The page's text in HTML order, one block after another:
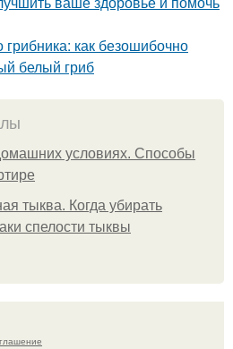
как безошибочно
белый гриб
условиях. Способы
тыква. Когда убирать
спелости тыквы